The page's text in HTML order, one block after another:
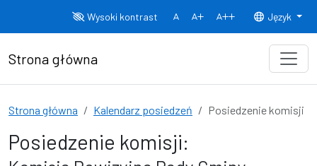
Wysoki kontrast
Normalny rozmiar czcionki
Rozmiar czcionki 150% Rozmiar
Język
Strona główna
Strona główna Kalendarz posiedzeń Posiedzenie komisji
Posiedzenie komisji: